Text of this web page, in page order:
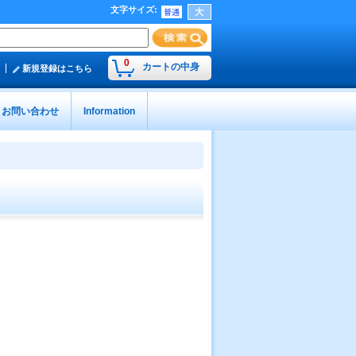
文字サイズ:
0 カートの中身
新規登録はこちら
お問い合わせ Information